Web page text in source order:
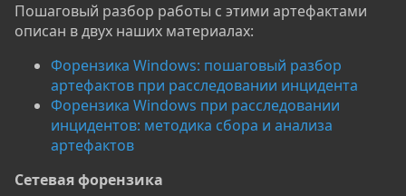
Пошаговый разбор работы с этими артефактами
описан в двух наших материалах:
Форензика Windows: пошаговый разбор
артефактов при расследовании инцидента
Форензика Windows при расследовании
инцидентов: методика сбора и анализа
артефактов
Сетевая форензика​